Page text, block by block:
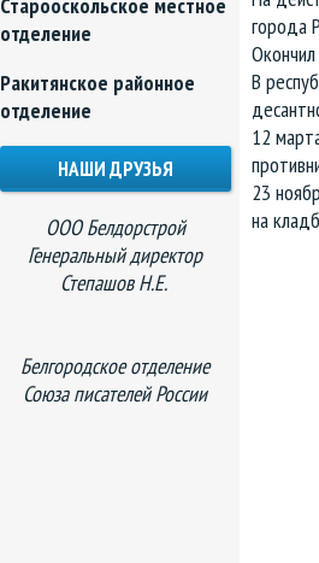
города
В
12
23
на
отделение
Ракитянское районное
отделение
НАШИ ДРУЗЬЯ
ООО Белдорстрой
Генеральный директор
Степашов Н.Е.
Белгородское отделение
Союза писателей России